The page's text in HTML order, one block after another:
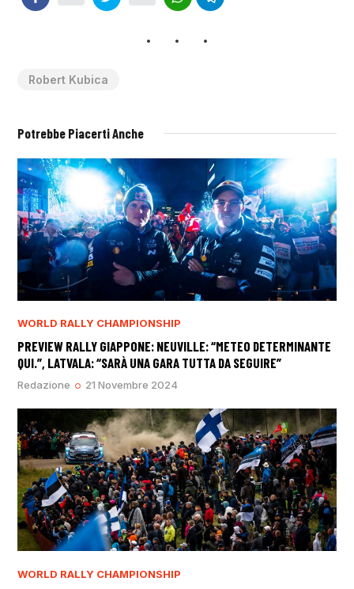
Robert Kubica
Potrebbe Piacerti Anche
WORLD RALLY CHAMPIONSHIP
PREVIEW RALLY GIAPPONE: NEUVILLE: “METEO DETERMINANTE
QUI.”, LATVALA: “SARÀ UNA GARA TUTTA DA SEGUIRE”
Redazione 21 Novembre 2024
WORLD RALLY CHAMPIONSHIP